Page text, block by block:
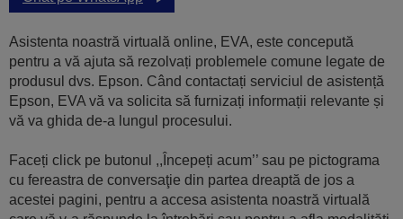
Asistenta noastră virtuală online, EVA, este concepută
pentru a vă ajuta să rezolvați problemele comune legate de
produsul dvs. Epson. Când contactați serviciul de asistență
Epson, EVA vă va solicita să furnizați informații relevante și
vă va ghida de-a lungul procesului.
Faceți click pe butonul ,,Începeți acum’’ sau pe pictograma
cu fereastra de conversaţie din partea dreaptă de jos a
acestei pagini, pentru a accesa asistenta noastră virtuală